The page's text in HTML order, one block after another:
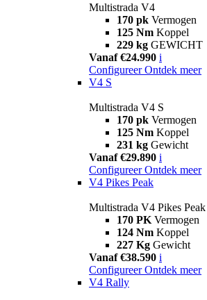
Multistrada V4
170 pk Vermogen
125 Nm Koppel
229 kg GEWICHT
Vanaf €24.990 i
Configureer Ontdek meer
V4 S
Multistrada V4 S
170 pk Vermogen
125 Nm Koppel
231 kg Gewicht
Vanaf €29.890 i
Configureer Ontdek meer
V4 Pikes Peak
Multistrada V4 Pikes Peak
170 PK Vermogen
124 Nm Koppel
227 Kg Gewicht
Vanaf €38.590 i
Configureer Ontdek meer
V4 Rally